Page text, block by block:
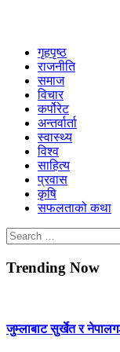
Himshikhar Online
गृहपृष्ठ
राजनीति
समाज
विचार
कर्पोरेट
अन्तर्वार्ता
स्वास्थ्य
विश्व
साहित्य
प्रवास
कृषि
सफलताको कथा
Search
for:
Trending Now
जुम्लाबाट सुर्खेत र